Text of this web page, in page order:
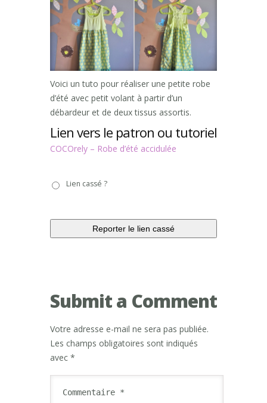
Voici un tuto pour réaliser une petite robe
d’été avec petit volant à partir d’un
débardeur et de deux tissus assortis.
Lien vers le patron ou tutoriel
COCOrely – Robe d’été accidulée
casséLien cassé ?
Submit a Comment
Votre adresse e-mail ne sera pas publiée.
Les champs obligatoires sont indiqués
avec *